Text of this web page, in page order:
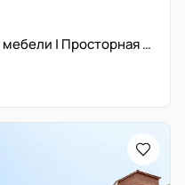
Высокий этаж | Светлая | Без мебели | Просторная планировка